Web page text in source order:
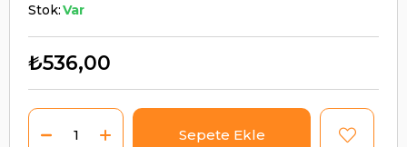
Stok:Var
₺536,00